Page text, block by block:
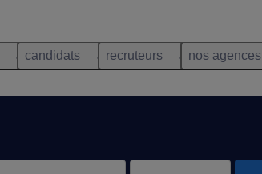
candidats recruteurs nos agences